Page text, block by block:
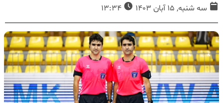
سه شنبه, 15 آبان 1403